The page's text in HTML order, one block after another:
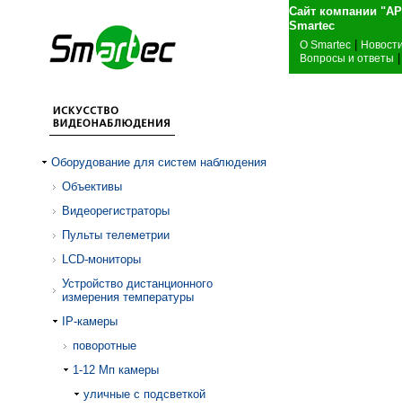
Сайт компании
О Smartec
Вопросы и ответы
Оборудование для систем наблюдения
Объективы
Видеорегистраторы
Пульты телеметрии
LCD-мониторы
Устройство дистанционного
измерения температуры
IP-камеры
поворотные
1-12 Mп камеры
уличные с подсветкой